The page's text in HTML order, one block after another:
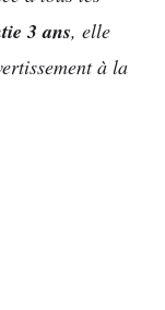
3 ans, elle
à la